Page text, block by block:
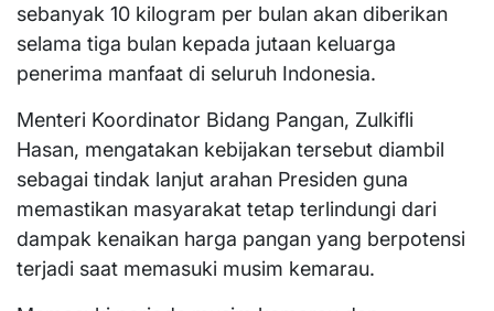
sebanyak 10 kilogram per bulan akan diberikan
selama tiga bulan kepada jutaan keluarga
penerima manfaat di seluruh Indonesia.
Menteri Koordinator Bidang Pangan, Zulkifli
Hasan, mengatakan kebijakan tersebut diambil
sebagai tindak lanjut arahan Presiden guna
memastikan masyarakat tetap terlindungi dari
dampak kenaikan harga pangan yang berpotensi
terjadi saat memasuki musim kemarau.